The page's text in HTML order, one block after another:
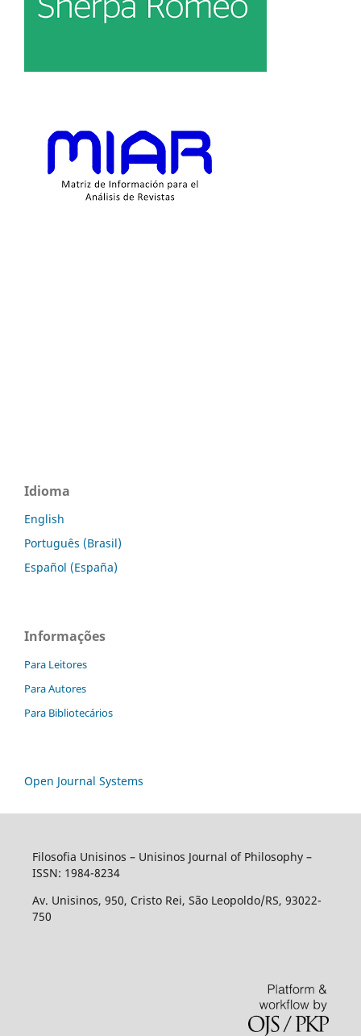
Idioma
English
Português (Brasil)
Español (España)
Informações
Para Leitores
Para Autores
Para Bibliotecários
Open Journal Systems
Filosofia Unisinos – Unisinos Journal of Philosophy –
ISSN: 1984-8234
Av. Unisinos, 950, Cristo Rei, São Leopoldo/RS, 93022-
750